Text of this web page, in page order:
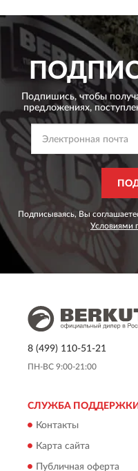
Подпишись, чтобы
предложениях,
Подписываясь, Вы
Условиями
8 (499) 110-51-21
ПН-ВС 9:00-21:00
СЛУЖБА ПОДДЕРЖКИ
Контакты
Карта сайта
Публичная оферта